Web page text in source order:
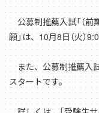
公募制推薦入試「（前期
願」は、10月8日（火）
また、公募制推薦入試
スタートです。